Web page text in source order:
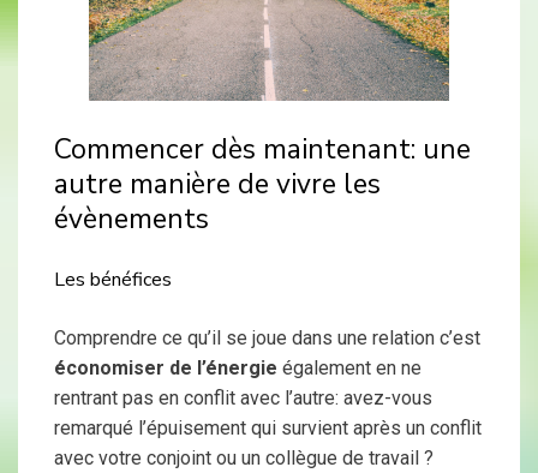
Commencer dès maintenant: une
autre manière de vivre les
évènements
Les bénéfices
Comprendre ce qu’il se joue dans une relation c’est
économiser de l’énergie également en ne
rentrant pas en conflit avec l’autre: avez-vous
remarqué l’épuisement qui survient après un conflit
avec votre conjoint ou un collègue de travail ?